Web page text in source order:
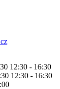
12:30 - 16:30
12:30 - 16:30